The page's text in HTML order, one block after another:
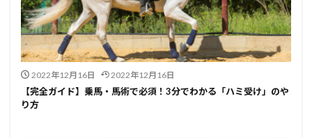
2022年12月16日 2022年12月16日
【完全ガイド】乗馬・馬術で必須！3分でわかる「ハミ受け」のや
り方